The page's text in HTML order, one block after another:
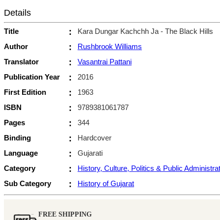
Details
Title :
Kara Dungar Kachchh Ja - The Black Hills
Author
:
Rushbrook Williams
Translator
:
Vasantrai Pattani
Publication Year
:
2016
First Edition
:
1963
ISBN
:
9789381061787
Pages
:
344
Binding
:
Hardcover
Language
:
Gujarati
Category
:
History, Culture, Politics & Public
Sub Category
: History of Gujarat
FREE SHIPPING